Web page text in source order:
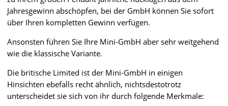
Jahresgewinn abschöpfen, bei der GmbH können Sie sofort
über Ihren kompletten Gewinn verfügen.
Ansonsten führen Sie Ihre Mini-GmbH aber sehr weitgehend
wie die klassische Variante.
Die britische Limited ist der Mini-GmbH in einigen
Hinsichten ebefalls recht ähnlich, nichtsdestotrotz
unterscheidet sie sich von ihr durch folgende Merkmale: